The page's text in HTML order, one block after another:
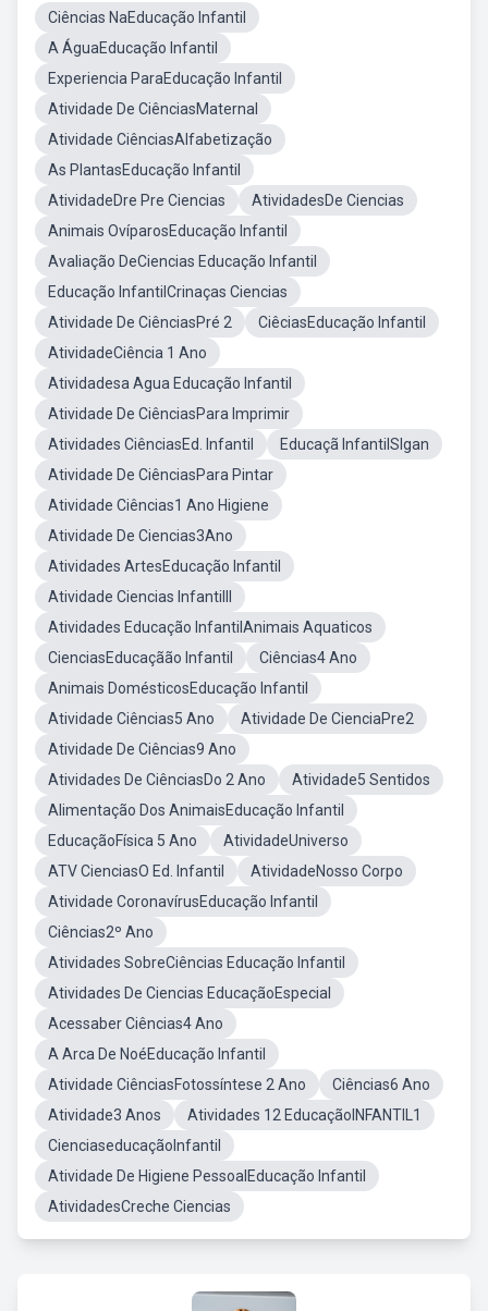
Ciências NaEducação Infantil
A ÁguaEducação Infantil
Experiencia ParaEducação Infantil
Atividade De CiênciasMaternal
Atividade CiênciasAlfabetização
As PlantasEducação Infantil
AtividadeDre Pre Ciencias
AtividadesDe Ciencias
Animais OvíparosEducação Infantil
Avaliação DeCiencias Educação Infantil
Educação InfantilCrinaças Ciencias
Atividade De CiênciasPré 2
CiêciasEducação Infantil
AtividadeCiência 1 Ano
Atividadesa Agua Educação Infantil
Atividade De CiênciasPara Imprimir
Atividades CiênciasEd. Infantil
Educaçã InfantilSlgan
Atividade De CiênciasPara Pintar
Atividade Ciências1 Ano Higiene
Atividade De Ciencias3Ano
Atividades ArtesEducação Infantil
Atividade Ciencias InfantilII
Atividades Educação InfantilAnimais Aquaticos
CienciasEducaçãão Infantil
Ciências4 Ano
Animais DomésticosEducação Infantil
Atividade Ciências5 Ano
Atividade De CienciaPre2
Atividade De Ciências9 Ano
Atividades De CiênciasDo 2 Ano
Atividade5 Sentidos
Alimentação Dos AnimaisEducação Infantil
EducaçãoFísica 5 Ano
AtividadeUniverso
ATV CienciasO Ed. Infantil
AtividadeNosso Corpo
Atividade CoronavírusEducação Infantil
Ciências2º Ano
Atividades SobreCiências Educação Infantil
Atividades De Ciencias EducaçãoEspecial
Acessaber Ciências4 Ano
A Arca De NoéEducação Infantil
Atividade CiênciasFotossíntese 2 Ano
Ciências6 Ano
Atividade3 Anos
Atividades 12 EducaçãoINFANTIL1
CienciaseducaçãoInfantil
Atividade De Higiene PessoalEducação Infantil
AtividadesCreche Ciencias